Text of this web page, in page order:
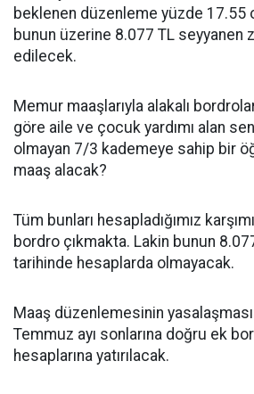
beklenen düzenleme yüzde 17.55
bunun üzerine 8.077 TL seyyanen
edilecek.
Memur maaşlarıyla alakalı
göre aile ve çocuk yardımı alan
olmayan 7/3 kademeye sahip bir
maaş alacak?
Tüm bunları hesapladığımız
bordro çıkmakta. Lakin bunun
tarihinde hesaplarda olmayacak.
Maaş düzenlemesinin
Temmuz ayı sonlarına doğru ek
hesaplarına yatırılacak.